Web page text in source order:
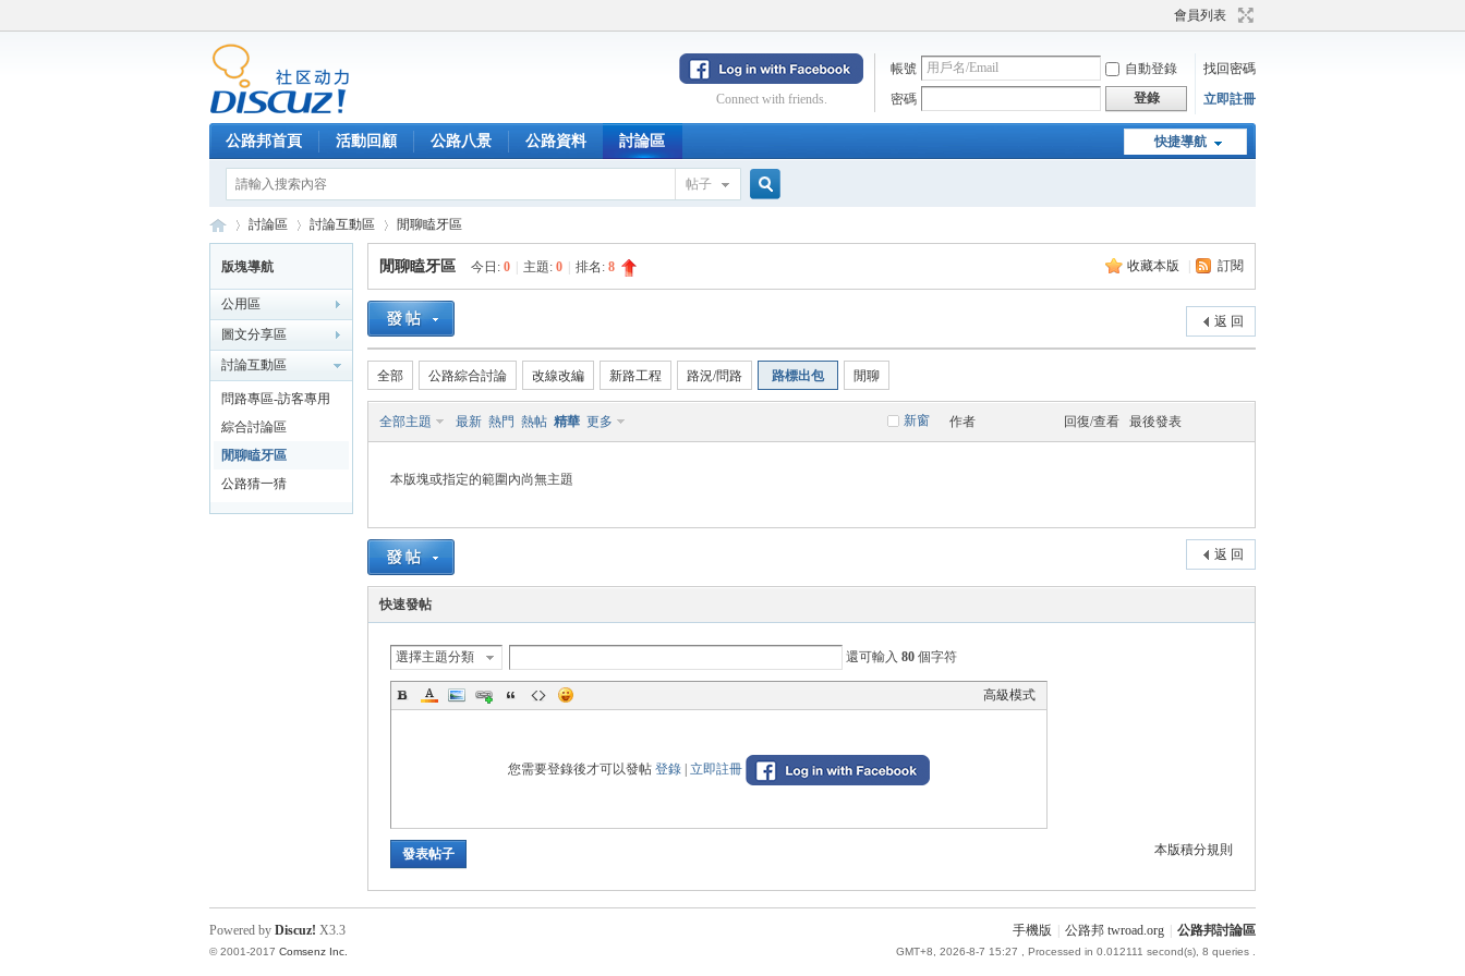
會員列表
帳號 自動登錄
找回密碼
密碼
登錄 立即註冊
Connect with friends.
快捷導航
公路邦首頁 活動回顧 公路八景 公路資料 討論區
帖子
公 »
討論區
›
討論互動區 閒聊瞌牙區
版塊導航
公用區
圖文分享區
討論互動區
問路專區-訪客專用
綜合討論區
閒聊瞌牙區
公路猜一猜
收藏本版 訂閱
閒聊瞌牙區 今日: 0 主題: 0 排名: 8
返 回
全部 公路綜合討論 改線改編 新路工程 路況/問路 路標出包 閒聊
新窗
全部主題 最新 熱門 熱帖 精華 更多 作者 回復/查看 最後發表
本版塊或指定的範圍內尚無主題
返 回
快速發帖
選擇主題分類 還可輸入 80 個字符
高級模式
您需要登錄後才可以發帖 登錄 立即註冊
本版積分規則
發表帖子
手機版 公路邦 twroad.org 公路邦討論區
GMT+8, 2026-8-7 15:27 , Processed in 0.012111 second(s), 8 queries .
Powered by Discuz! X3.3
© 2001-2017 Comsenz Inc.